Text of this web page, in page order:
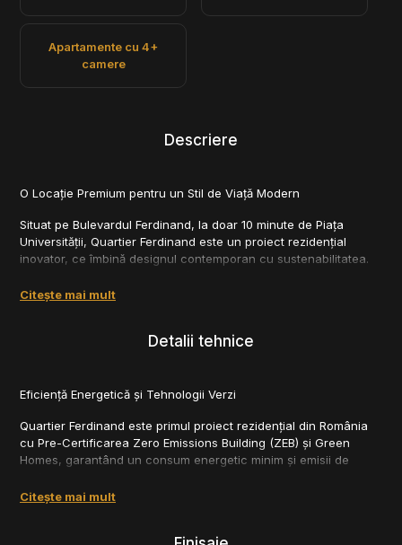
Apartamente cu 4+
camere
Descriere
O Locație Premium pentru un Stil de Viață Modern
Situat pe Bulevardul Ferdinand, la doar 10 minute de Piața
Universității, Quartier Ferdinand este un proiect rezidențial
inovator, ce îmbină designul contemporan cu sustenabilitatea.
retail, ansamblul oferă acces rapid la transport public, instituții
regenerarea urbană și asigurând un cadru de viață echilibrat.
Citește mai mult
Detalii tehnice
Eficiență Energetică și Tehnologii Verzi
Quartier Ferdinand este primul proiect rezidențial din România
cu Pre-Certificarea Zero Emissions Building (ZEB) și Green
Homes, garantând un consum energetic minim și emisii de
Locuințele sunt alimentate exclusiv prin:
Citește mai mult